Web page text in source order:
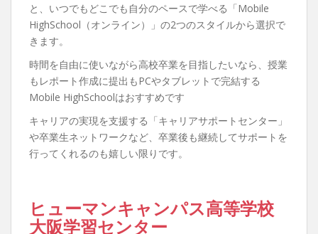
と、いつでもどこでも自分のペースで学べる「Mobile
HighSchool（オンライン）」の2つのスタイルから選択で
きます。
時間を自由に使いながら高校卒業を目指したいなら、授業
もレポート作成に提出もPCやタブレットで完結する
Mobile HighSchoolはおすすめです
キャリアの実現を支援する「キャリアサポートセンター」
や卒業生ネットワークなど、卒業後も継続してサポートを
行ってくれるのも嬉しい限りです。
ヒューマンキャンパス高等学校
大阪学習センター